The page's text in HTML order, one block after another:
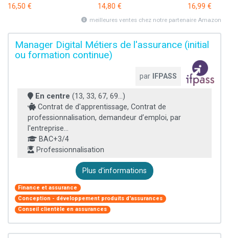
16,50 €
14,80 €
16,99 €
meilleures ventes chez notre partenaire Amazon
Manager Digital Métiers de l'assurance (initial
ou formation continue)
par IFPASS
En centre (13, 33, 67, 69...)
Contrat de d'apprentissage, Contrat de
professionnalisation, demandeur d’emploi, par
l'entreprise...
BAC+3/4
Professionnalisation
Plus d'informations
Finance et assurance
Conception - développement produits d'assurances
Conseil clientèle en assurances